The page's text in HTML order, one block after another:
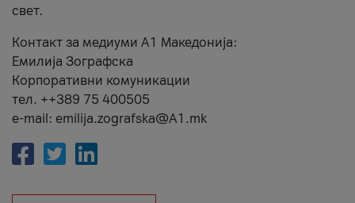
свет.
Контакт за медиуми А1 Македонија:
Емилија Зографска
Корпоративни комуникации
тел. ++389 75 400505
e-mail: emilija.zografska@A1.mk